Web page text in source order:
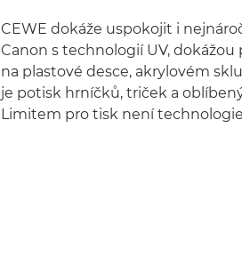
CEWE dokáže uspokojit i
Canon s technologií UV,
na plastové desce, akrylovém
je potisk hrníčků, triček a
Limitem pro tisk není